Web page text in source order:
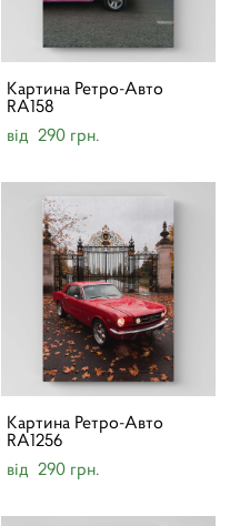
Картина Ретро-Авто
RA158
від 290 грн.
Картина Ретро-Авто
RA1256
від 290 грн.